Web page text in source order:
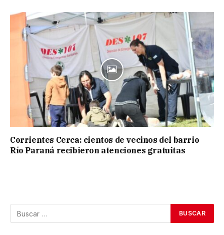
Corrientes Cerca: cientos de vecinos del barrio
Río Paraná recibieron atenciones gratuitas